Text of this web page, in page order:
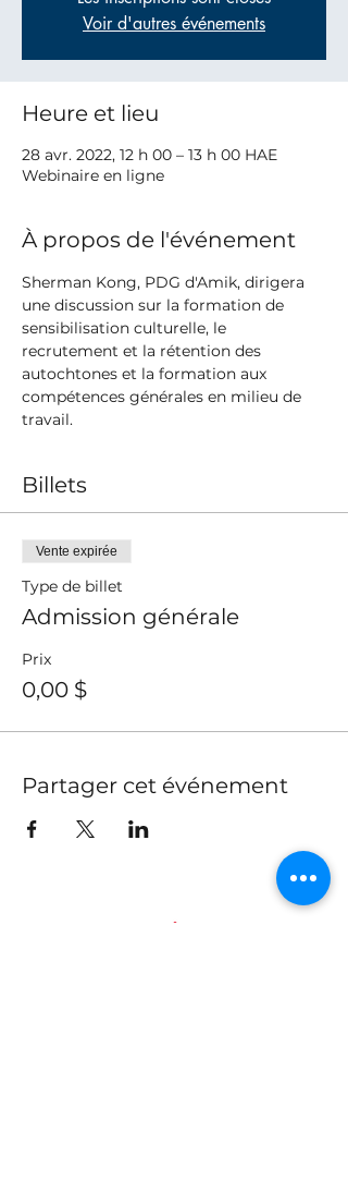
Voir d'autres événements
Heure et lieu
28 avr. 2022, 12 h 00 – 13 h 00 HAE
Webinaire en ligne
À propos de l'événement
Sherman Kong, PDG d'Amik, dirigera
une discussion sur la formation de
sensibilisation culturelle, le
recrutement et la rétention des
autochtones et la formation aux
compétences générales en milieu de
travail.
Billets
Vente expirée
Type de billet
Admission générale
Prix
0,00 $
Partager cet événement